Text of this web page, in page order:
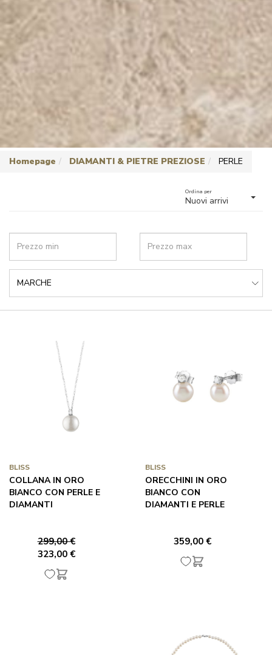
Homepage DIAMANTI & PIETRE PREZIOSE PERLE
Ordina per
Nuovi arrivi
MARCHE
BLISS
COLLANA IN ORO
BIANCO CON PERLE E
DIAMANTI
299,00 €
323,00 €
BLISS
ORECCHINI IN ORO
BIANCO CON
DIAMANTI E PERLE
359,00 €